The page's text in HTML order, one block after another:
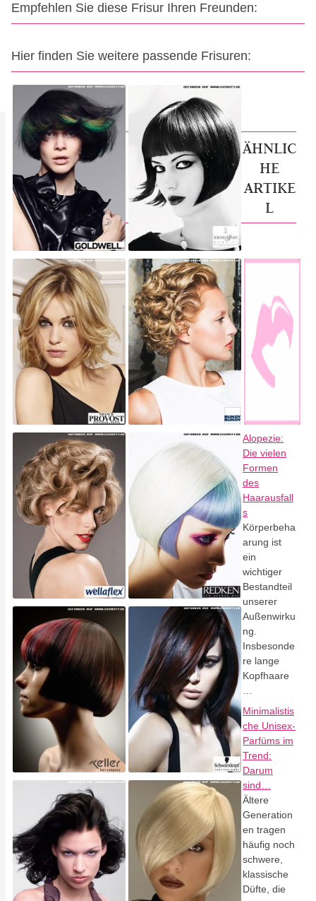
Empfehlen Sie diese Frisur Ihren Freunden:
Hier finden Sie weitere passende Frisuren:
ÄHNLIC
HE
ARTIKE
L
Alopezie:
Die vielen
Formen
des
Haarausfall
s
Körperbeha
arung ist
ein
wichtiger
Bestandteil
unserer
Außenwirku
ng.
Insbesonde
re lange
Kopfhaare
Minimalistis
che Unisex-
Parfüms im
Trend:
Darum
sind…
Ältere
Generation
en tragen
häufig noch
schwere,
klassische
Düfte, die